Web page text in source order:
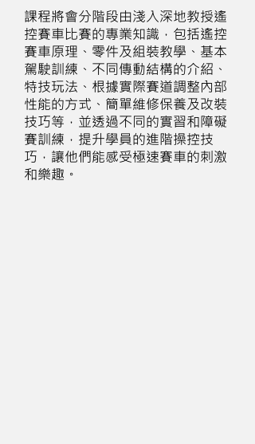
課程將會分階段由淺入深地教授遙
控賽車比賽的專業知識，包括遙控
賽車原理、零件及組裝教學、基本
駕駛訓練、不同傳動結構的介紹、
特技玩法、根據實際賽道調整內部
性能的方式、簡單維修保養及改裝
技巧等，並透過不同的實習和障礙
賽訓練，提升學員的進階操控技
巧，讓他們能感受極速賽車的刺激
和樂趣。